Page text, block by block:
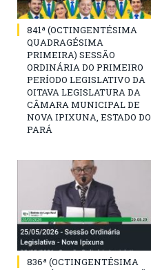
841ª (OCTINGENTÉSIMA
QUADRAGÉSIMA
PRIMEIRA) SESSÃO
ORDINÁRIA DO PRIMEIRO
PERÍODO LEGISLATIVO DA
OITAVA LEGISLATURA DA
CÂMARA MUNICIPAL DE
NOVA IPIXUNA, ESTADO DO
PARÁ
836ª (OCTINGENTÉSIMA